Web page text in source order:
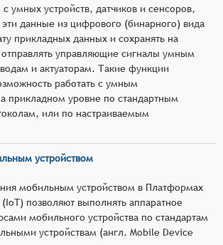
умных устройств, датчиков и сенсоров,
эти данные из цифрового (бинарного) вида
прикладных данных и сохранять на
управляющие сигналы умным
и актуаторам. Такие функции
работать с умным
прикладном уровне по стандартным
или по настраиваемым
устройством
мобильным устройством в Платформах
позволяют выполнять аппаратное
мобильного устройства по стандартам
устройствам (англ. Mobile Device